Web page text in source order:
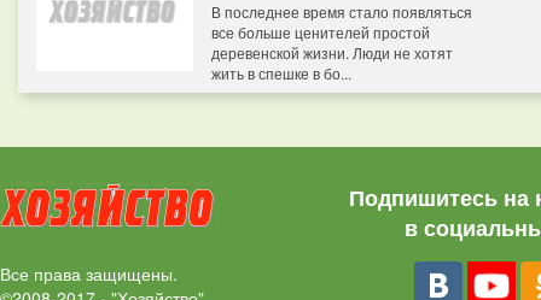
В последнее время стало появляться
все больше ценителей простой
деревенской жизни. Люди не хотят
жить в спешке в бо...
Все права защищены.
Подпишитесь на
в